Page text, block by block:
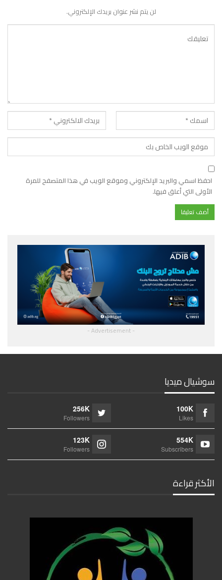
لن يتم نشر عنوان بريدك الإلكتروني.
احفظ اسمي والبريد الإلكتروني وموقع الويب في هذا المتصفح للمرة
الأولى التي أعلق فيها.
- Advertisement -
سوشيال ميديا
100K
Likes
256K
Followers
554K
Subscribers
123K
Followers
الأكثر قراءة